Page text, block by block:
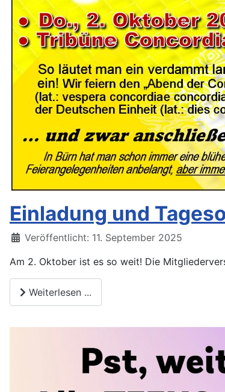
Einladung und
Veröffentlicht: 11. September 2025
Am 2. Oktober ist es so weit! Die
Weiterlesen ...